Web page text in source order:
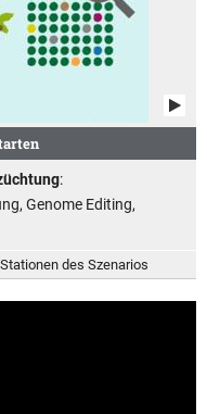
:
Genome Editing,
des Szenarios